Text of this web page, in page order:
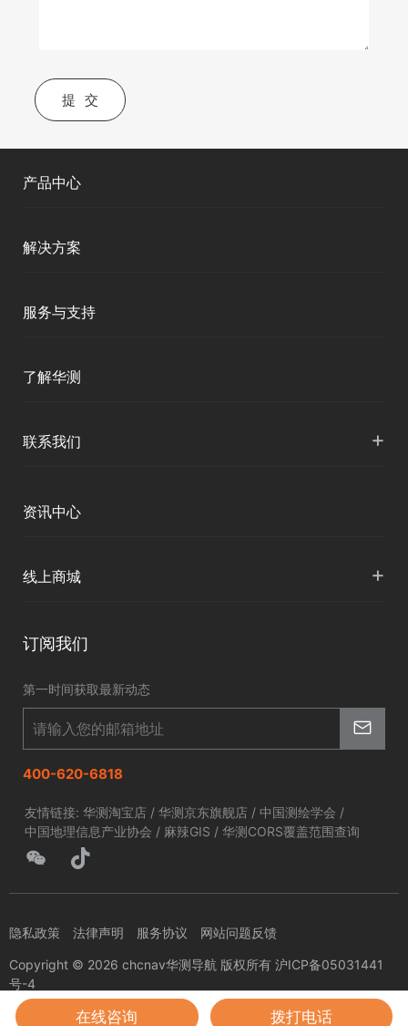
提交
产品中心
海洋测绘
精准农业
数字施工
解决方案
地灾监测
智慧交通
智慧海洋
智慧农业
智慧林草
服务与支持
了解华测
投资者关系
联系我们 +
申请成为伙伴
资讯中心
线上商城 +
订阅我们
第一时间获取最新动态
400-620-6818
友情链接:华测淘宝店 /华测京东旗舰店 / 中国测绘学会 /
中国地理信息产业协会 / 麻辣GIS /华测CORS覆盖范围查询
隐私政策 法律声明 服务协议 网站问题反馈
Copyright © 2026 chcnav华测导航 版权所有 沪ICP备05031441
号-4
在线咨询 拨打电话